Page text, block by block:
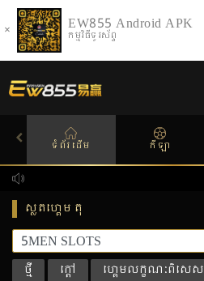
× EW855 Android APK
កម្មវិធីទូរស័ព្ទ
ទំព័រដើម កីឡា
ស្លតហ្គេម តុ
ថ្មី ក្តៅ ហ្គេមលក្ខណៈពិសេស